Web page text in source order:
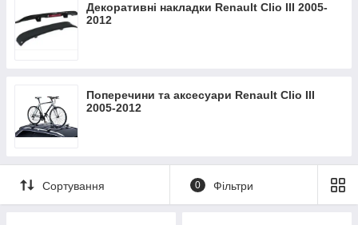
Декоративні накладки Renault Clio III 2005-
2012
Поперечини та аксесуари Renault Clio III
2005-2012
Сортування 0 Фільтри